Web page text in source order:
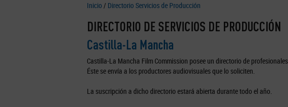
Inicio / Directorio Servicios de Producción
DIRECTORIO DE SERVICIOS DE PRODUCCIÓN
Castilla-La Mancha
Castilla-La Mancha Film Commission posee un directorio de
Éste se envía a los productores audiovisuales que lo soliciten.
La suscripción a dicho directorio estará abierta durante todo el año.